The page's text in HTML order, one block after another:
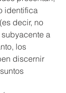
identifica
decir, no
a
los
discernir